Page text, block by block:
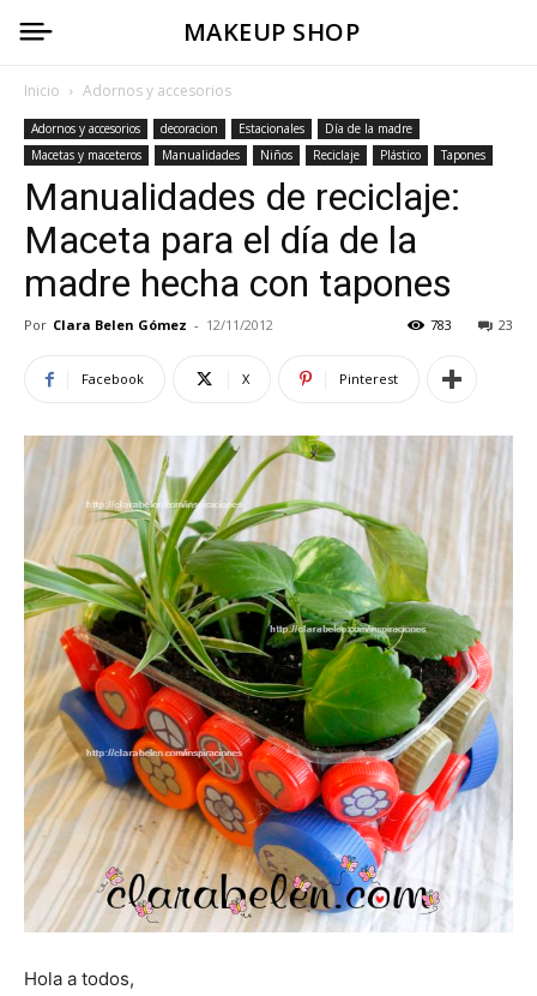
MAKEUP SHOP
Inicio Adornos y accesorios
Adornos y accesorios decoracion Estacionales
Día de la madre
Macetas y maceteros
Manualidades Niños Reciclaje Plástico Tapones
Manualidades de reciclaje:
Maceta para el día de la
madre hecha con tapones
Por Clara Belen Gómez - 12/11/2012 23
783
Facebook X Pinterest
Hola a todos,